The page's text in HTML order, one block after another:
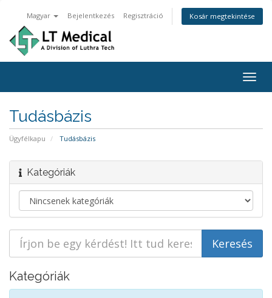
Magyar Bejelentkezés Regisztráció Kosár megtekintése
Tudásbázis
Ügyfélkapu Tudásbázis
Kategóriák
Kategóriák